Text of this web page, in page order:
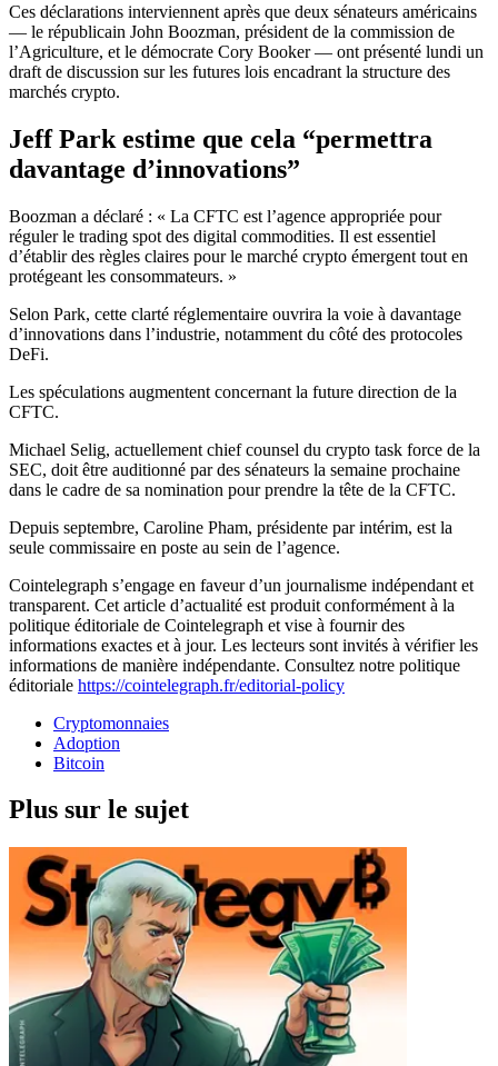
Ces déclarations interviennent après que deux sénateurs américains
— le républicain John Boozman, président de la commission de
l’Agriculture, et le démocrate Cory Booker — ont présenté lundi un
draft de discussion sur les futures lois encadrant la structure des
marchés crypto.
Jeff Park estime que cela “permettra
davantage d’innovations”
Boozman a déclaré : « La CFTC est l’agence appropriée pour
réguler le trading spot des digital commodities. Il est essentiel
d’établir des règles claires pour le marché crypto émergent tout en
protégeant les consommateurs. »
Selon Park, cette clarté réglementaire ouvrira la voie à davantage
d’innovations dans l’industrie, notamment du côté des protocoles
DeFi.
Les spéculations augmentent concernant la future direction de la
CFTC.
Michael Selig, actuellement chief counsel du crypto task force de la
SEC, doit être auditionné par des sénateurs la semaine prochaine
dans le cadre de sa nomination pour prendre la tête de la CFTC.
Depuis septembre, Caroline Pham, présidente par intérim, est la
seule commissaire en poste au sein de l’agence.
Cointelegraph s’engage en faveur d’un journalisme indépendant et
transparent. Cet article d’actualité est produit conformément à la
politique éditoriale de Cointelegraph et vise à fournir des
informations exactes et à jour. Les lecteurs sont invités à vérifier les
informations de manière indépendante. Consultez notre politique
éditoriale https://cointelegraph.fr/editorial-policy
Cryptomonnaies
Adoption
Bitcoin
Plus sur le sujet